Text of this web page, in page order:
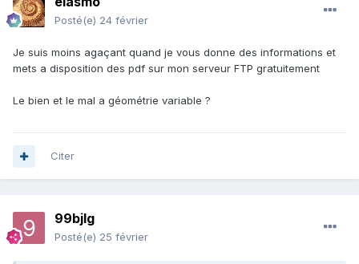
Posté(e) 24 février
Je suis moins agaçant quand je vous donne des informations et
mets a disposition des pdf sur mon serveur FTP gratuitement
Le bien et le mal a géométrie variable ?
Citer
99bjlg
Posté(e) 25 février